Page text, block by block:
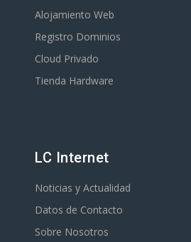
Alojamiento Web
Registro Dominios
Cloud Privado
Tienda Hardware
LC Internet
Noticias y Actualidad
Datos de Contacto
Sobre Nosotros